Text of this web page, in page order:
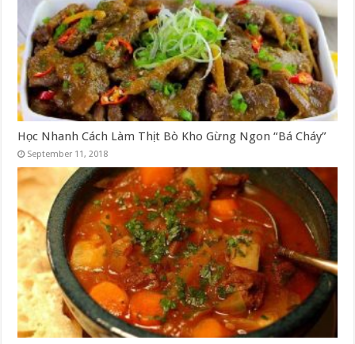
Học Nhanh Cách Làm Thịt Bò Kho Gừng Ngon “Bá Cháy”
September 11, 2018